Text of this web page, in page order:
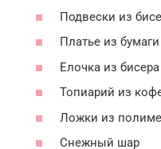
Подвески из
Платье из бумаги
Елочка из бисера
Топиарий из
Ложки из
Снежный шар